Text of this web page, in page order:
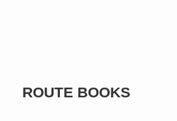
ROUTE BOOKS